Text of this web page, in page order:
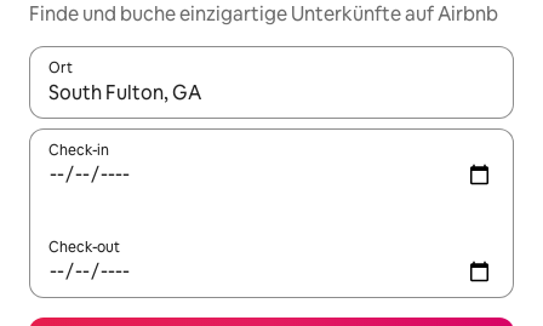
Finde und buche einzigartige Unterkünfte auf Airbnb
Ort
Wenn Ergebnisse verfügbar sind, navigiere mit den
Check-in
Check-out